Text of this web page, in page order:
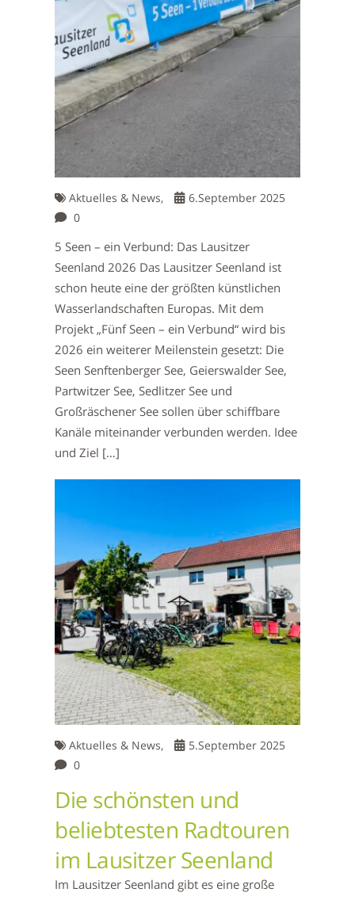
Aktuelles & News,
6.September 2025
0
5 Seen – ein Verbund: Das Lausitzer
Seenland 2026 Das Lausitzer Seenland ist
schon heute eine der größten künstlichen
Wasserlandschaften Europas. Mit dem
Projekt „Fünf Seen – ein Verbund“ wird bis
2026 ein weiterer Meilenstein gesetzt: Die
Seen Senftenberger See, Geierswalder See,
Partwitzer See, Sedlitzer See und
Großräschener See sollen über schiffbare
Kanäle miteinander verbunden werden. Idee
und Ziel […]
Aktuelles & News,
5.September 2025
0
Die schönsten und
beliebtesten Radtouren
im Lausitzer Seenland
Im Lausitzer Seenland gibt es eine große